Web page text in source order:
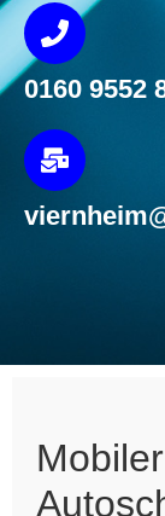
0160 9552
Mobiler